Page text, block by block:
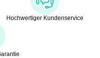
Hochwertiger Kundenservice